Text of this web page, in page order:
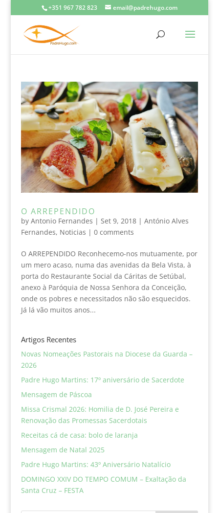
+351 967 782 823 email@padrehugo.com
O ARREPENDIDO
by Antonio Fernandes | Set 9, 2018| António Alves
Fernandes, Noticias | 0 comments
O ARREPENDIDO Reconhecemo-nos mutuamente, por
um mero acaso, numa das avenidas da Bela Vista, à
porta do Restaurante Social da Cáritas de Setúbal,
anexo à Paróquia de Nossa Senhora da Conceição,
onde os pobres e necessitados não são esquecidos.
Já lá vão muitos anos...
Artigos Recentes
Novas Nomeações Pastorais na Diocese da Guarda –
2026
Padre Hugo Martins: 17º aniversário de Sacerdote
Mensagem de Páscoa
Missa Crismal 2026: Homilia de D. José Pereira e
Renovação das Promessas Sacerdotais
Receitas cá de casa: bolo de laranja
Mensagem de Natal 2025
Padre Hugo Martins: 43º Aniversário Natalício
DOMINGO XXIV DO TEMPO COMUM – Exaltação da
Santa Cruz – FESTA